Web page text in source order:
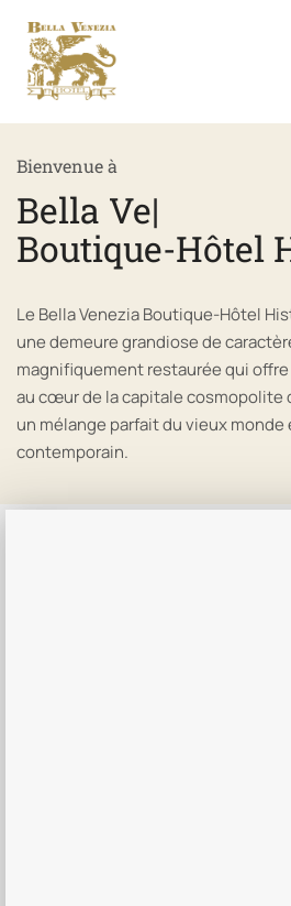
Bienvenue à
Bella
Boutique-Hôtel
Le Bella Venezia Boutique-Hôtel
une demeure grandiose de
magnifiquement restaurée qui
au cœur de la capitale cosmopolite
un mélange parfait du vieux monde
contemporain.